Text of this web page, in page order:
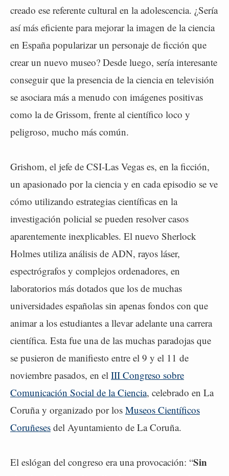
creado ese referente cultural en la adolescencia. ¿Sería
así más eficiente para mejorar la imagen de la ciencia
en España popularizar un personaje de ficción que
crear un nuevo museo? Desde luego, sería interesante
conseguir que la presencia de la ciencia en televisión
se asociara más a menudo con imágenes positivas
como la de Grissom, frente al científico loco y
peligroso, mucho más común.
Grishom, el jefe de CSI-Las Vegas es, en la ficción,
un apasionado por la ciencia y en cada episodio se ve
cómo utilizando estrategias científicas en la
investigación policial se pueden resolver casos
aparentemente inexplicables. El nuevo Sherlock
Holmes utiliza análisis de ADN, rayos láser,
espectrógrafos y complejos ordenadores, en
laboratorios más dotados que los de muchas
universidades españolas sin apenas fondos con que
animar a los estudiantes a llevar adelante una carrera
científica. Esta fue una de las muchas paradojas que
se pusieron de manifiesto entre el 9 y el 11 de
noviembre pasados, en el III Congreso sobre
Comunicación Social de la Ciencia, celebrado en La
Coruña y organizado por los Museos Científicos
Coruñeses del Ayuntamiento de La Coruña.
El eslógan del congreso era una provocación: “Sin